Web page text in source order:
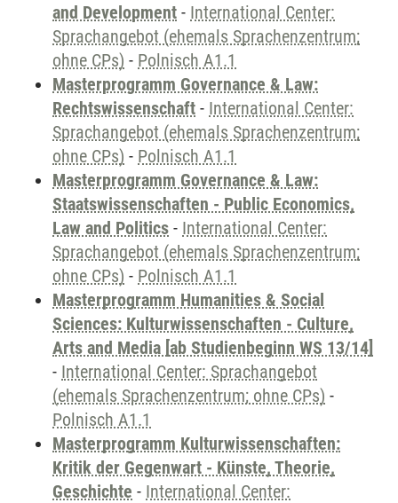
and Development - International Center:
Sprachangebot (ehemals Sprachenzentrum;
ohne CPs) - Polnisch A1.1
Masterprogramm Governance & Law:
Rechtswissenschaft - International Center:
Sprachangebot (ehemals Sprachenzentrum;
ohne CPs) - Polnisch A1.1
Masterprogramm Governance & Law:
Staatswissenschaften - Public Economics,
Law and Politics - International Center:
Sprachangebot (ehemals Sprachenzentrum;
ohne CPs) - Polnisch A1.1
Masterprogramm Humanities & Social
Sciences: Kulturwissenschaften - Culture,
Arts and Media [ab Studienbeginn WS 13/14]
- International Center: Sprachangebot
(ehemals Sprachenzentrum; ohne CPs) -
Polnisch A1.1
Masterprogramm Kulturwissenschaften:
Kritik der Gegenwart - Künste, Theorie,
Geschichte - International Center: